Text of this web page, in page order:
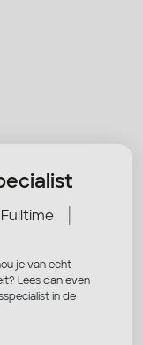
Fulltime
je van echt
Lees dan even
in de